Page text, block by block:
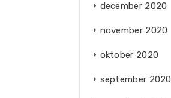
december 2020
november 2020
oktober 2020
september 2020